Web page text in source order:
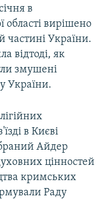
в
області вирішено
частині України.
відтоді, як
змушені
України.
в Києві
Айдер
цінностей
кримських
Раду